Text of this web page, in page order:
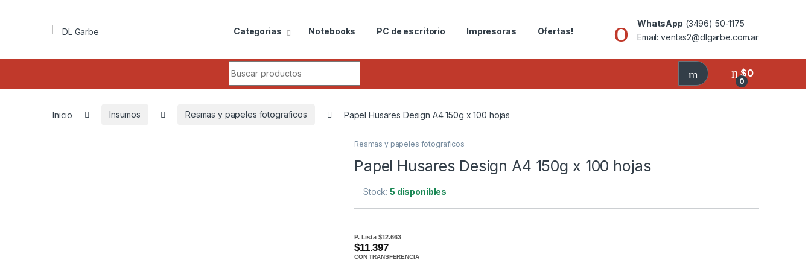
Categorias Notebooks PC de escritorio Impresoras Ofertas!
WhatsApp (3496) 50-1175
Email: ventas2@dlgarbe.com.ar
0
$0
Inicio Insumos Resmas y papeles fotograficos Papel Husares Design A4 150g x 100 hojas
Resmas y papeles fotograficos
Papel Husares Design A4 150g x 100 hojas
Stock:5 disponibles
P. Lista$12.663
$11.397
CON TRANSFERENCIA